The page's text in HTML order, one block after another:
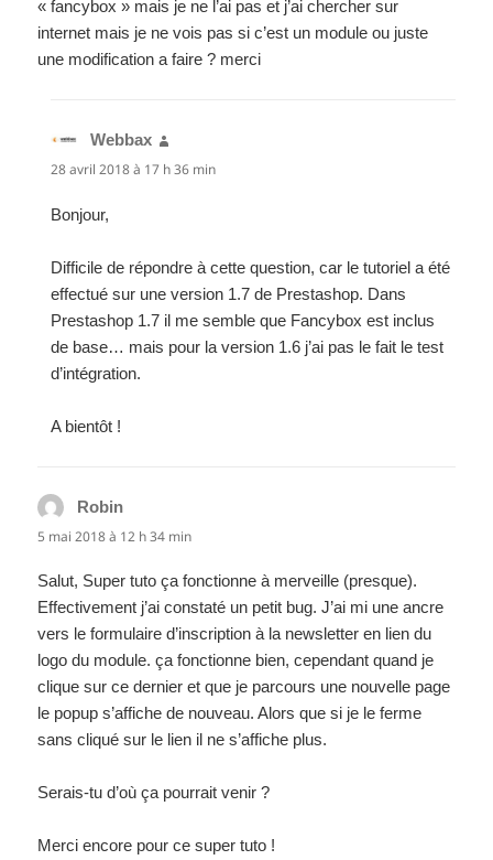
« fancybox » mais je ne l’ai pas et j’ai chercher sur
internet mais je ne vois pas si c’est un module ou juste
une modification a faire ? merci
Webbax
28 avril 2018 à 17 h 36 min
Bonjour,
Difficile de répondre à cette question, car le tutoriel a été
effectué sur une version 1.7 de Prestashop. Dans
Prestashop 1.7 il me semble que Fancybox est inclus
de base… mais pour la version 1.6 j’ai pas le fait le test
d’intégration.
A bientôt !
Robin
5 mai 2018 à 12 h 34 min
Salut, Super tuto ça fonctionne à merveille (presque).
Effectivement j’ai constaté un petit bug. J’ai mi une ancre
vers le formulaire d’inscription à la newsletter en lien du
logo du module. ça fonctionne bien, cependant quand je
clique sur ce dernier et que je parcours une nouvelle page
le popup s’affiche de nouveau. Alors que si je le ferme
sans cliqué sur le lien il ne s’affiche plus.
Serais-tu d’où ça pourrait venir ?
Merci encore pour ce super tuto !